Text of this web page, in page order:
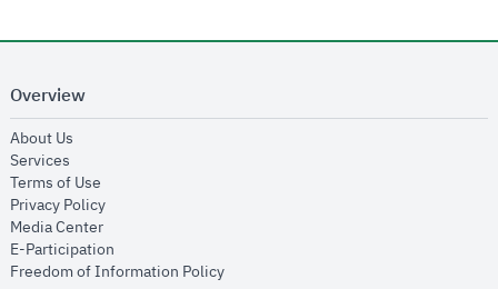
Overview
About Us
Services
Terms of Use
Privacy Policyopens in new window
Media Centeropens in new window
E-Participation
Freedom of Information Policyopens in new window